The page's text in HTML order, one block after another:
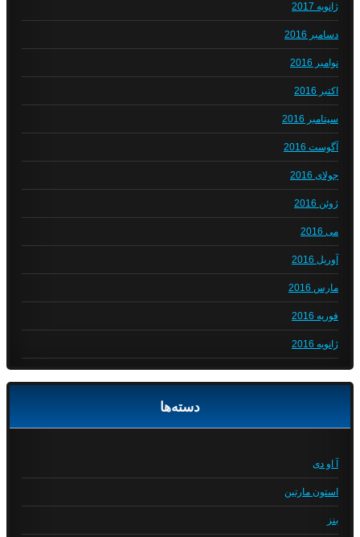
ژانویه 2017
دسامبر 2016
نوامبر 2016
اکتبر 2016
سپتامبر 2016
آگوست 2016
جولای 2016
ژوئن 2016
می 2016
آوریل 2016
مارس 2016
فوریه 2016
ژانویه 2016
دسته‌ها
آ او دی
استون مارتین
بنز